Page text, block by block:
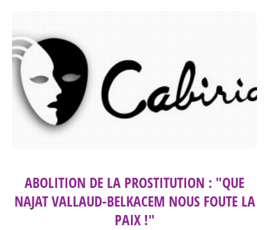
ABOLITION DE LA PROSTITUTION : "QUE
NAJAT VALLAUD-BELKACEM NOUS FOUTE LA
PAIX !"